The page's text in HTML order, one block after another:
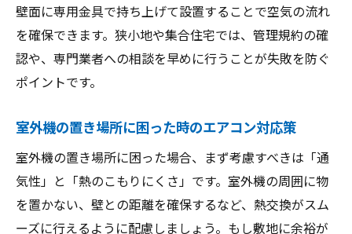
壁面に専用金具で持ち上げて設置することで空気の流れ
を確保できます。狭小地や集合住宅では、管理規約の確
認や、専門業者への相談を早めに行うことが失敗を防ぐ
ポイントです。
室外機の置き場所に困った時のエアコン対応策
室外機の置き場所に困った場合、まず考慮すべきは「通
気性」と「熱のこもりにくさ」です。室外機の周囲に物
を置かない、壁との距離を確保するなど、熱交換がスム
ーズに行えるように配慮しましょう。もし敷地に余裕が